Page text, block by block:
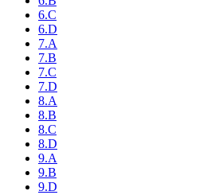
6.C
6.D
7.A
7.B
7.C
7.D
8.A
8.B
8.C
8.D
9.A
9.B
9.D